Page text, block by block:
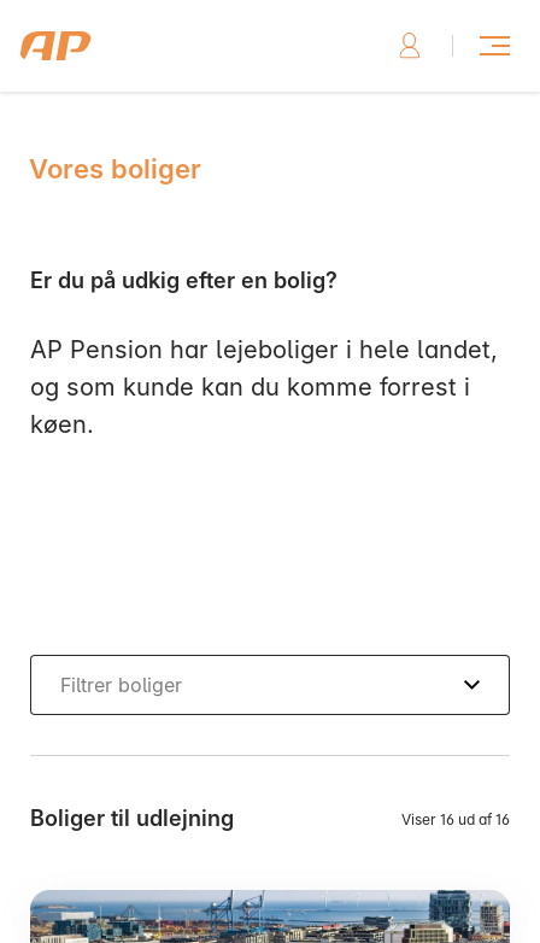
Vores boliger
Er du på udkig efter en bolig?
AP Pension har lejeboliger i hele landet,
og som kunde kan du komme forrest i
køen.
Boliger til udlejning Viser 16 ud af 16
Filtrer boliger
Skriv til os, hvis du har brug for hjælp
Mandag:
Fredag:
3916 5000